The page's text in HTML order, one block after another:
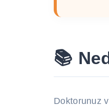
📚
Doktorunuz